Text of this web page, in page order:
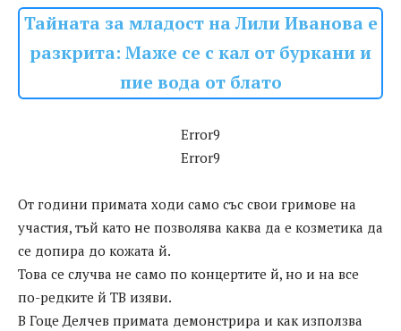
Тайната за младост на Лили Иванова е
разкрита: Маже се с кал от буркани и
пие вода от блато
Error9
Error9
От години примата ходи само със свои гримове на
участия, тъй като не позволява каква да е козметика да
се допира до кожата й.
Това се случва не само по концертите й, но и на все
по-редките й ТВ изяви.
В Гоце Делчев примата демонстрира и как използва